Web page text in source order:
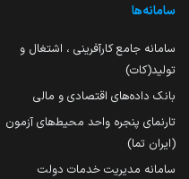
سامانه‌ها
سامانه جامع کارآفرینی ، اشتغال و
تولید(کات)
بانک داده‌های اقتصادی و مالی
تارنمای پنجره واحد محیط‌های آزمون
(ایران تما)
سامانه مدیریت خدمات دولت